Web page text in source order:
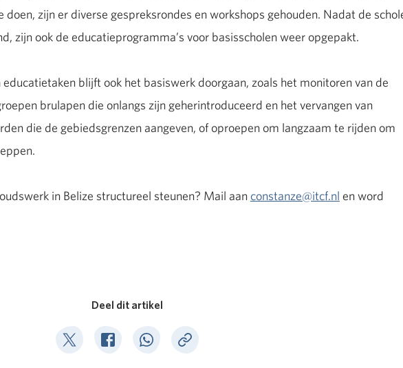
zijn er diverse gespreksrondes en workshops gehouden. Nadat de
zijn ook de educatieprogramma’s voor basisscholen weer opgepakt.
blijft ook het basiswerk doorgaan, zoals het monitoren van de
brulapen die onlangs zijn geherintroduceerd en het vervangen van
die de gebiedsgrenzen aangeven, of oproepen om langzaam te rijden om
in Belize structureel steunen? Mail aanconstanze@itcf.nl en word
Deel dit artikel
Deel op TwitterDeel op Facebook
Deel op WhatsApp
Kopieer link